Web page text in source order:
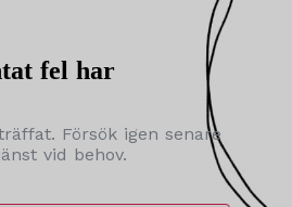
fel har
Försök igen senare
vid behov.